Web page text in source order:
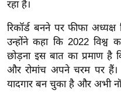
रं
ज
न
ज
ग
रहा है।
रिकॉर्ड बनने पर फीफा अध्यक्ष
उन्होंने कहा कि 2022
छोड़ना इस बात का प्रमाण
और रोमांच अपने चरम पर हैं।
यादगार बन चुका है और अभी